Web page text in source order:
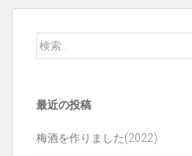
ビ
シ
ョ
検
最近の投稿
梅酒を作りました(2022)